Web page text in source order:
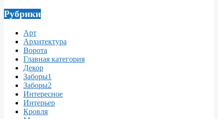
Рубрики
Арт
Архитектура
Ворота
Главная категория
Декор
Заборы1
Заборы2
Интересное
Интерьер
Кровля